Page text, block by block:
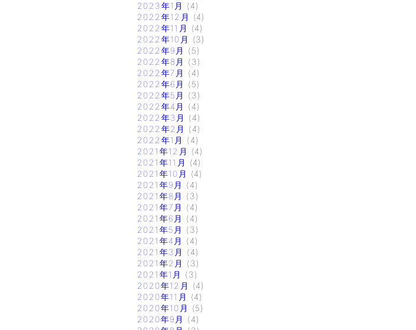
2023年1月
(4)
2022年12月
(4)
2022年11月
(4)
2022年10月
(3)
2022年9月
(5)
2022年8月
(3)
2022年7月
(4)
2022年6月
(5)
2022年5月
(3)
2022年4月
(4)
2022年3月
(4)
2022年2月
(4)
2022年1月
(4)
2021年12月
(4)
2021年11月
(4)
2021年10月
(4)
2021年9月
(4)
2021年8月
(3)
2021年7月
(4)
2021年6月
(4)
2021年5月
(3)
2021年4月
(4)
2021年3月
(4)
2021年2月
(3)
2021年1月
(3)
2020年12月
(4)
2020年11月
(4)
2020年10月
(5)
2020年9月
(4)